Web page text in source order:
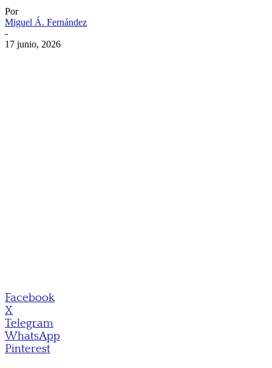
Por
Miguel Á. Fernández
-
17 junio, 2026
Facebook
X
Telegram
WhatsApp
Pinterest